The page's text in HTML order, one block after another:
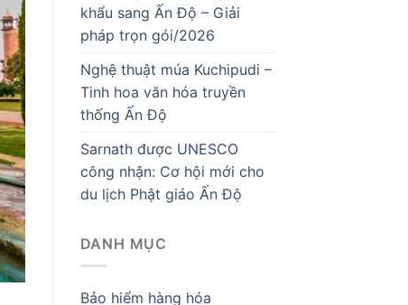
khẩu sang Ấn Độ – Giải
pháp trọn gói/2026
Nghệ thuật múa Kuchipudi –
Tinh hoa văn hóa truyền
thống Ấn Độ
Sarnath được UNESCO
công nhận: Cơ hội mới cho
du lịch Phật giáo Ấn Độ
DANH MỤC
Bảo hiểm hàng hóa